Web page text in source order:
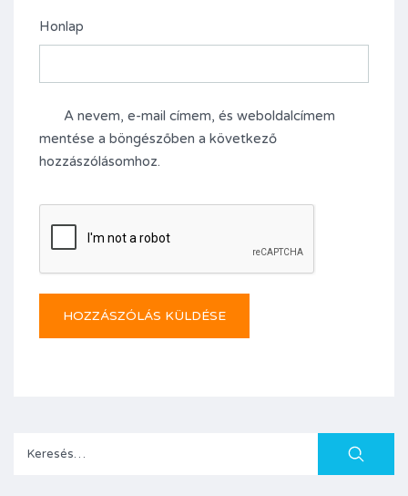
Honlap
A nevem, e-mail címem, és weboldalcímem
mentése a böngészőben a következő
hozzászólásomhoz.
Keresés: